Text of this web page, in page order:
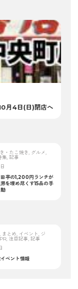
月4日(日)閉店へ
・たこ焼き, グルメ,
集, 記事
田亭の1,200円ランチが
を埋め尽くす15品の手
まとめ, イベント, ジ
注目記事, 記事
ベント情報